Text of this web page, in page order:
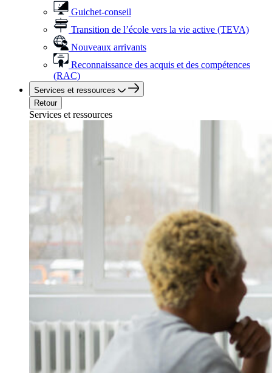
Guichet-conseil
Transition de l’école vers la vie active (TEVA)
Nouveaux arrivants
Reconnaissance des acquis et des compétences
(RAC)
Services et ressources
Retour
Services et ressources